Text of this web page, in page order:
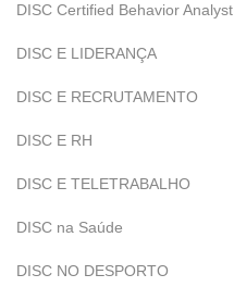
DISC Certified Behavior Analyst
DISC E LIDERANÇA
DISC E RECRUTAMENTO
DISC E RH
DISC E TELETRABALHO
DISC na Saúde
DISC NO DESPORTO